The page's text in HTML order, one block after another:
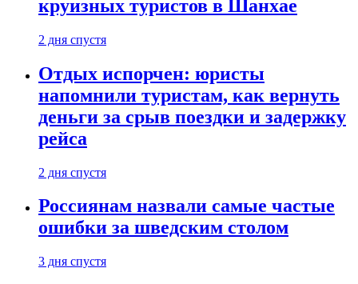
круизных туристов в Шанхае
2 дня спустя
Отдых испорчен: юристы
напомнили туристам, как вернуть
деньги за срыв поездки и задержку
рейса
2 дня спустя
Россиянам назвали самые частые
ошибки за шведским столом
3 дня спустя